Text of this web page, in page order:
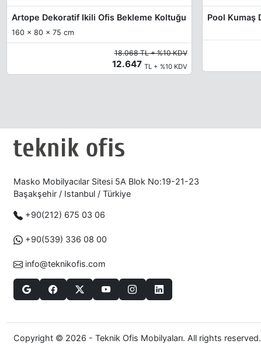
Artope Dekoratif Ikili Ofis Bekleme Koltuğu
160 x 80 x 75 cm
18.068 TL + %10 KDV
12.647 TL + %10 KDV
Masko Mobilyacılar Sitesi 5A Blok No:19-21-23
Başakşehir / Istanbul / Türkiye
+90(212) 675 03 06
+90(539) 336 08 00
info@teknikofis.com
Copyright © 2026 - Teknik Ofis Mobilyaları. All rights reserved.